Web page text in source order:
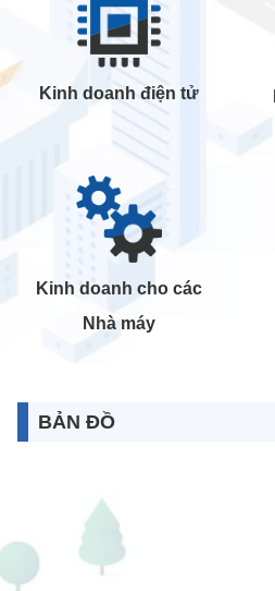
Kinh doanh điện tử
Kinh doanh cho các
Nhà máy
BẢN ĐỒ